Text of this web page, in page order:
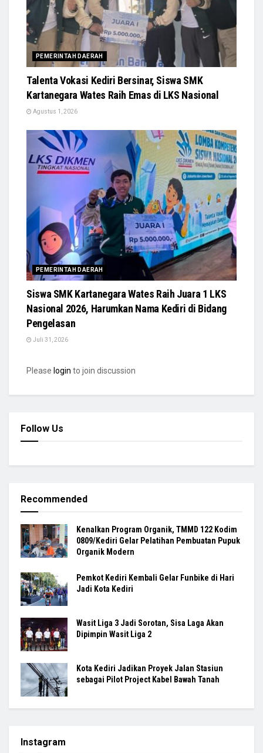
PEMERINTAH DAERAH
Talenta Vokasi Kediri Bersinar, Siswa SMK
Kartanegara Wates Raih Emas di LKS Nasional
Agustus 1, 2026
PEMERINTAH DAERAH
Siswa SMK Kartanegara Wates Raih Juara 1 LKS
Nasional 2026, Harumkan Nama Kediri di Bidang
Pengelasan
Juli 31, 2026
Please login to join discussion
Follow Us
Recommended
Kenalkan Program Organik, TMMD 122 Kodim
0809/Kediri Gelar Pelatihan Pembuatan Pupuk
Organik Modern
Pemkot Kediri Kembali Gelar Funbike di Hari
Jadi Kota Kediri
Wasit Liga 3 Jadi Sorotan, Sisa Laga Akan
Dipimpin Wasit Liga 2
Kota Kediri Jadikan Proyek Jalan Stasiun
sebagai Pilot Project Kabel Bawah Tanah
Instagram